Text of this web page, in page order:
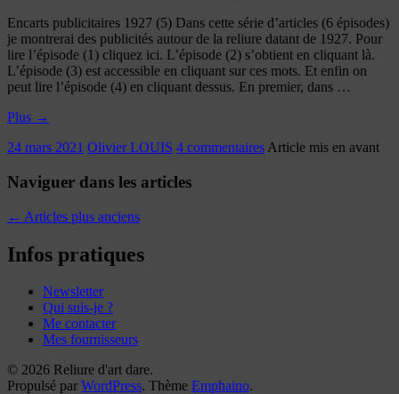
Encarts publicitaires 1927 (5) Dans cette série d’articles (6 épisodes)
je montrerai des publicités autour de la reliure datant de 1927. Pour
lire l’épisode (1) cliquez ici. L’épisode (2) s’obtient en cliquant là.
L’épisode (3) est accessible en cliquant sur ces mots. Et enfin on
peut lire l’épisode (4) en cliquant dessus. En premier, dans …
Plus →
24 mars 2021 Olivier LOUIS 4 commentaires Article mis en avant
Naviguer dans les articles
← Articles plus anciens
Infos pratiques
Newsletter
Qui suis-je ?
Me contacter
Mes fournisseurs
© 2026 Reliure d'art dare.
Propulsé par WordPress. Thème Emphaino.